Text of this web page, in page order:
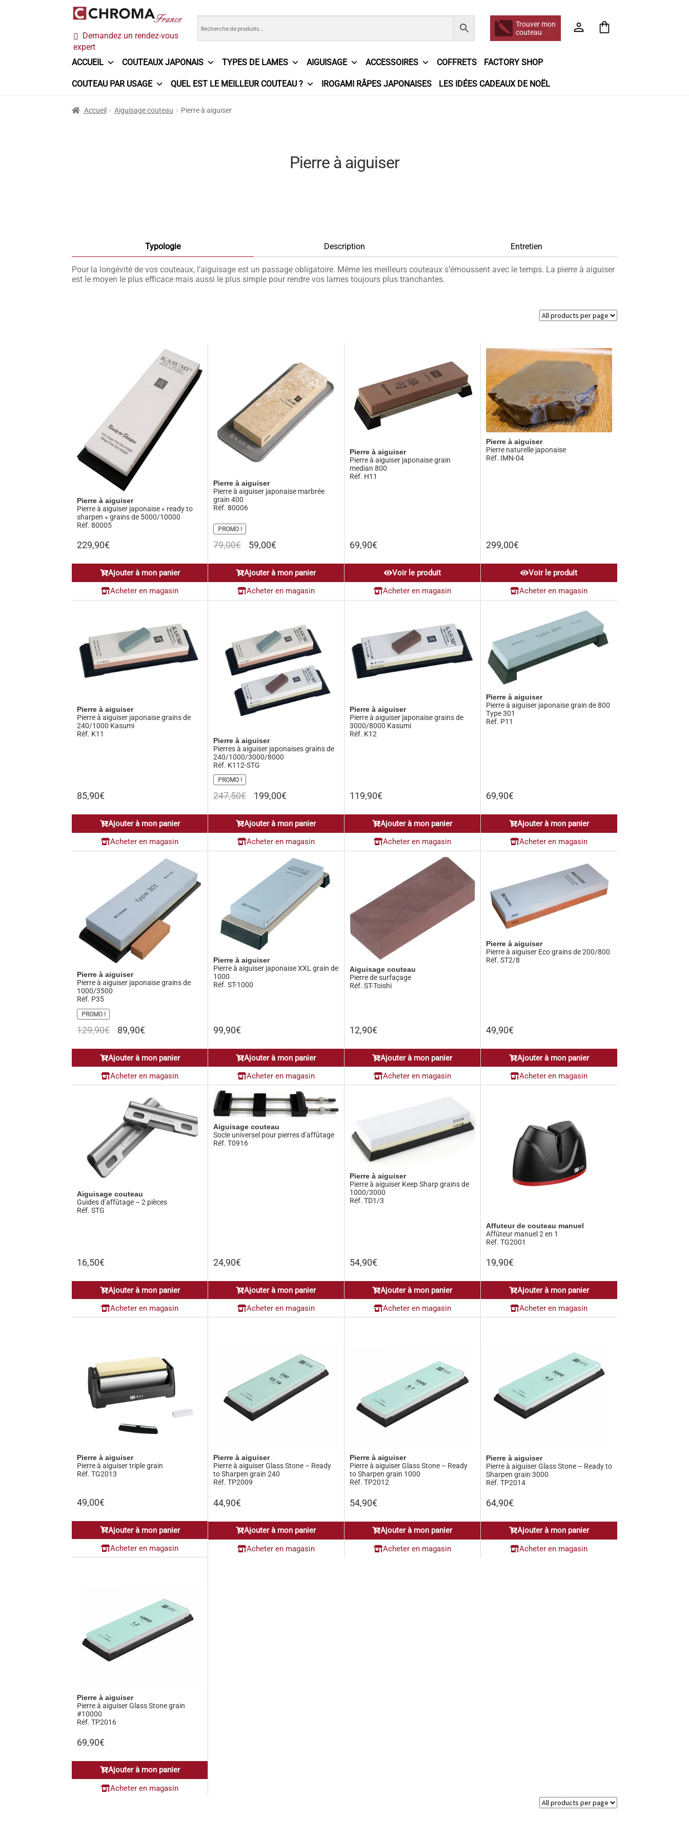
Aller
à
la
navigation
Aller
au
contenu
Demandez un rendez-vous
expert
Trouver mon
couteau
ACCUEIL COUTEAUX JAPONAIS TYPES DE LAMES AIGUISAGE ACCESSOIRES COFFRETS FACTORY SHOP
COUTEAU PAR USAGE QUEL EST LE MEILLEUR COUTEAU ? IROGAMI RÂPES JAPONAISES LES IDÉES CADEAUX DE NOËL
AccueilChroma France Commande Conditions Générales de Vente
Revue de presse Téléchargements
Accueil Aiguisage couteau Pierre à aiguiser
Pierre à aiguiser
Typologie Description Entretien
Pour la longévité de vos couteaux, l’aiguisage est un passage obligatoire. Même les meilleurs couteaux s’émoussent avec le temps. La pierre à aiguiser
est le moyen le plus efficace mais aussi le plus simple pour rendre vos lames toujours plus tranchantes.
Pierre à aiguiser
Pierre à aiguiser japonaise « ready to
sharpen » grains de 5000/10000
Réf. 80005
229,90€
Ajouter à mon panier
Acheter en magasin
Pierre à aiguiser
Pierre à aiguiser japonaise marbrée
grain 400
Réf. 80006
PROMO !
79,00€
Le
initial
était :
79,00€.
59,00€Le
actuel
est :
59,00€.
Ajouter à mon panier
Acheter en magasin
Pierre à aiguiser
Pierre à aiguiser japonaise grain
median 800
Réf. H11
69,90€
Voir le produit
Acheter en magasin
Pierre à aiguiser
Pierre naturelle japonaise
Réf. IMN-04
299,00€
Voir le produit
Acheter en magasin
Pierre à aiguiser
Pierre à aiguiser japonaise grains de
240/1000 Kasumi
Réf. K11
85,90€
Ajouter à mon panier
Acheter en magasin
Pierre à aiguiser
Pierres à aiguiser japonaises grains de
240/1000/3000/8000
Réf. K112-STG
PROMO !
247,50€
Le
initial
était :
247,50€.
199,00€Le
actuel
est :
199,00€.
Ajouter à mon panier
Acheter en magasin
Pierre à aiguiser
Pierre à aiguiser japonaise grains de
3000/8000 Kasumi
Réf. K12
119,90€
Ajouter à mon panier
Acheter en magasin
Pierre à aiguiser
Pierre à aiguiser japonaise grain de 800
Type 301
Réf. P11
69,90€
Ajouter à mon panier
Acheter en magasin
Pierre à aiguiser
Pierre à aiguiser japonaise grains de
1000/3500
Réf. P35
PROMO !
129,90€
Le
initial
était :
129,90€.
89,90€Le
actuel
est :
89,90€.
Ajouter à mon panier
Acheter en magasin
Pierre à aiguiser
Pierre à aiguiser japonaise XXL grain de
1000
Réf. ST-1000
99,90€
Ajouter à mon panier
Acheter en magasin
Aiguisage couteau
Pierre de surfaçage
Réf. ST-Toishi
12,90€
Ajouter à mon panier
Acheter en magasin
Pierre à aiguiser
Pierre à aiguiser Eco grains de 200/800
Réf. ST2/8
49,90€
Ajouter à mon panier
Acheter en magasin
Aiguisage couteau
Guides d’affûtage – 2 pièces
Réf. STG
16,50€
Ajouter à mon panier
Acheter en magasin
Aiguisage couteau
Socle universel pour pierres d’affûtage
Réf. T0916
24,90€
Ajouter à mon panier
Acheter en magasin
Pierre à aiguiser
Pierre à aiguiser Keep Sharp grains de
1000/3000
Réf. TD1/3
54,90€
Ajouter à mon panier
Acheter en magasin
Affuteur de couteau manuel
Affûteur manuel 2 en 1
Réf. TG2001
19,90€
Ajouter à mon panier
Acheter en magasin
Pierre à aiguiser
Pierre à aiguiser triple grain
Réf. TG2013
49,00€
Ajouter à mon panier
Acheter en magasin
Pierre à aiguiser
Pierre à aiguiser Glass Stone – Ready
to Sharpen grain 240
Réf. TP2009
44,90€
Ajouter à mon panier
Acheter en magasin
Pierre à aiguiser
Pierre à aiguiser Glass Stone – Ready
to Sharpen grain 1000
Réf. TP2012
54,90€
Ajouter à mon panier
Acheter en magasin
Pierre à aiguiser
Pierre à aiguiser Glass Stone – Ready to
Sharpen grain 3000
Réf. TP2014
64,90€
Ajouter à mon panier
Acheter en magasin
Pierre à aiguiser
Pierre à aiguiser Glass Stone grain
#10000
Réf. TP2016
69,90€
Ajouter à mon panier
Acheter en magasin